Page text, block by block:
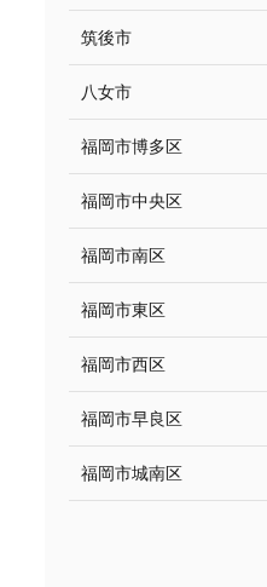
筑後市
八女市
福岡市博多区
福岡市中央区
福岡市南区
福岡市東区
福岡市西区
福岡市早良区
福岡市城南区